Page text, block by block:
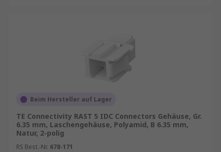
Beim Hersteller auf Lager
TE Connectivity RAST 5 IDC Connectors Gehäuse, Gr.
6.35 mm, Laschengehäuse, Polyamid, B 6.35 mm,
Natur, 2-polig
RS Best.-Nr. 678-171